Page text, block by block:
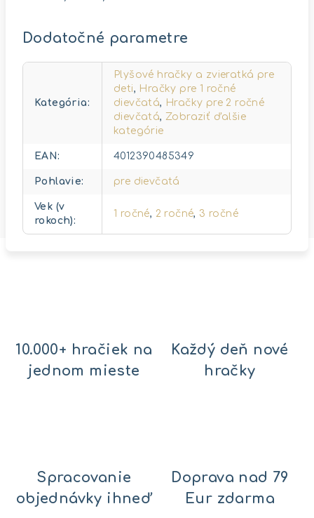
Dodatočné parametre
Kategória:
Plyšové hračky a zvieratká pre
deti, Hračky pre 1 ročné
dievčatá, Hračky pre 2 ročné
dievčatá, Zobraziť ďalšie
kategórie
EAN: 4012390485349
Pohlavie: pre dievčatá
Vek (v
rokoch):
1 ročné, 2 ročné, 3 ročné
10.000+ hračiek na
jednom mieste
Každý deň nové
hračky
Spracovanie
objednávky ihneď
Doprava nad 79
Eur zdarma